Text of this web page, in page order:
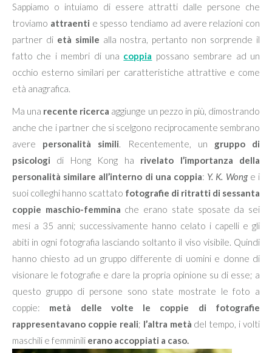
Sappiamo o intuiamo di essere attratti dalle persone che
troviamo attraenti e spesso tendiamo ad avere relazioni con
partner di età simile alla nostra, pertanto non sorprende il
fatto che i membri di una coppia possano sembrare ad un
occhio esterno similari per caratteristiche attrattive e come
età anagrafica.
Ma una recente ricerca aggiunge un pezzo in più, dimostrando
anche che i partner che si scelgono reciprocamente sembrano
avere personalità simili. Recentemente, un gruppo di
psicologi di Hong Kong ha rivelato l’importanza della
personalità similare all’interno di una coppia: Y. K. Wonge i
suoi colleghi hanno scattato fotografie di ritratti di sessanta
coppie maschio-femmina che erano state sposate da sei
mesi a 35 anni; successivamente hanno celato i capelli e gli
abiti in ogni fotografia lasciando soltanto il viso visibile. Quindi
hanno chiesto ad un gruppo differente di uomini e donne di
visionare le fotografie e dare la propria opinione su di esse; a
questo gruppo di persone sono state mostrate le foto a
coppie: metà delle volte le coppie di fotografie
rappresentavano coppie reali; l’altra metà del tempo, i volti
maschili e femminili erano accoppiati a caso.